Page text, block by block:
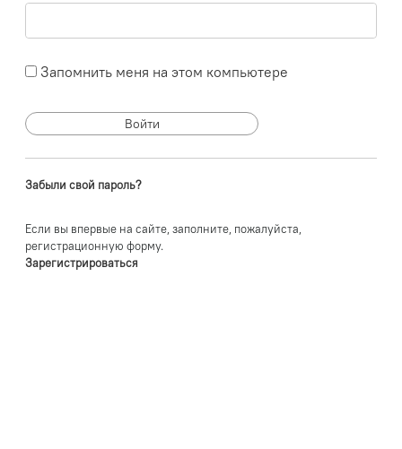
Запомнить меня на этом компьютере
Забыли свой пароль?
Если вы впервые на сайте, заполните, пожалуйста,
регистрационную форму.
Зарегистрироваться